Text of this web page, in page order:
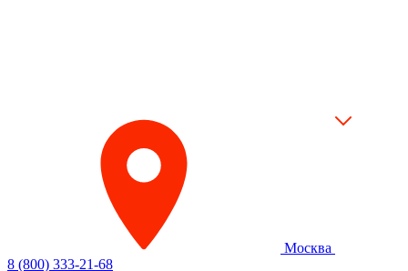
Москва
8 (800) 333-21-68